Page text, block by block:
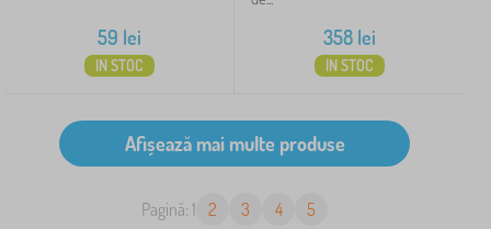
59 lei
IN STOC
358lei
IN STOC
Pagină: 1 2 3 4 5